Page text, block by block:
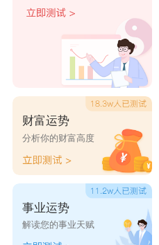
总体而言，天蝎女其
克星。因为从外形来看
很容易得到金牛男的好
较成熟，天蝎女的缺乏
保护弱小的心;即使吵
吵大闹那种，这就会让
一步。
星座乐原创文章，转载需
财富运势
分析你的财富高度
事业运势
解读您的事业天赋